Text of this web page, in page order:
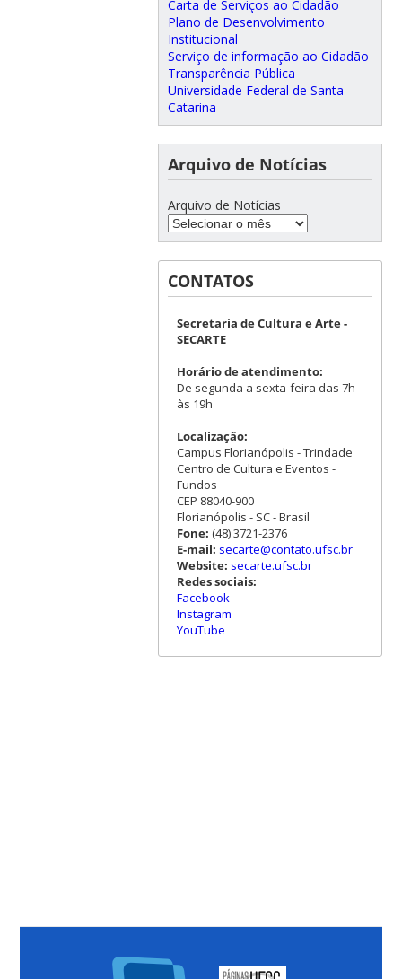
Carta de Serviços ao Cidadão
Plano de Desenvolvimento
Institucional
Serviço de informação ao Cidadão
Transparência Pública
Universidade Federal de Santa
Catarina
Arquivo de Notícias
Arquivo de Notícias
CONTATOS
Secretaria de Cultura e Arte -
SECARTE
Horário de atendimento:
De segunda a sexta-feira das 7h
às 19h
Localização:
Campus Florianópolis - Trindade
Centro de Cultura e Eventos -
Fundos
CEP 88040-900
Florianópolis - SC - Brasil
Fone: (48) 3721-2376
E-mail: secarte@contato.ufsc.br
Website: secarte.ufsc.br
Redes sociais:
Facebook
Instagram
YouTube